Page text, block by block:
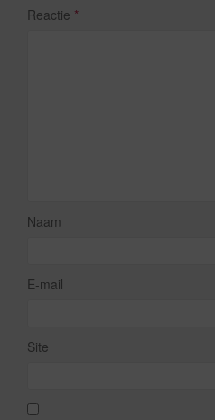
Reactie *
Naam
E-mail
Site